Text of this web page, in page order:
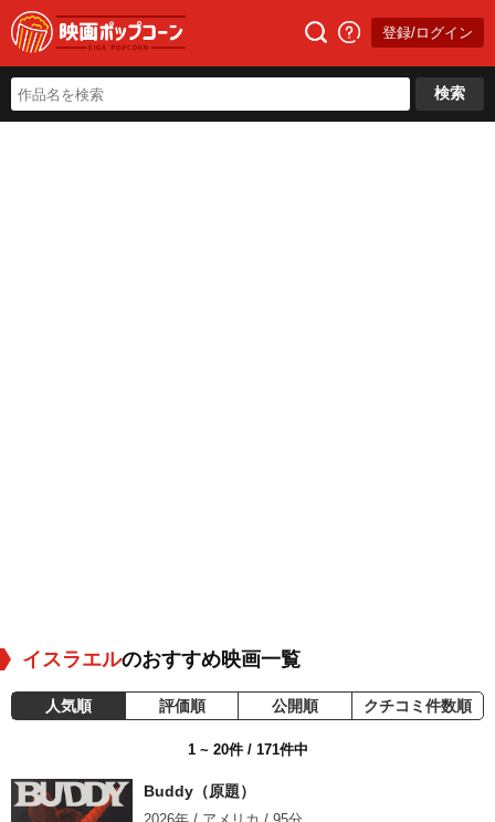
登録/ログイン
検索
イスラエルのおすすめ映画一覧
人気順 評価順 公開順 クチコミ件数順
1 ~ 20件 / 171件中
Buddy（原題）